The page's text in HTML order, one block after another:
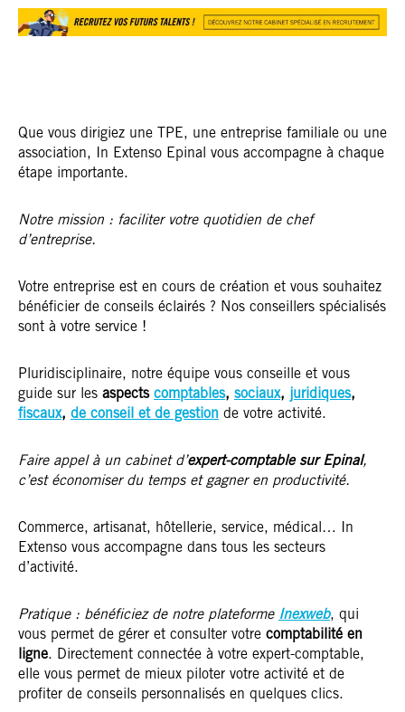
Que vous dirigiez une TPE, une entreprise familiale ou une
association, In Extenso Epinal vous accompagne à chaque
étape importante.
Notre mission : faciliter votre quotidien de chef
d’entreprise.
Votre entreprise est en cours de création et vous souhaitez
bénéficier de conseils éclairés ? Nos conseillers spécialisés
sont à votre service !
Pluridisciplinaire, notre équipe vous conseille et vous
guide sur les aspects comptables, sociaux, juridiques,
fiscaux, de conseil et de gestion de votre activité.
Faire appel à un cabinet d’expert-comptable sur Epinal,
c’est économiser du temps et gagner en productivité.
Commerce, artisanat, hôtellerie, service, médical… In
Extenso vous accompagne dans tous les secteurs
d’activité.
Pratique : bénéficiez de notre plateforme Inexweb, qui
vous permet de gérer et consulter votre comptabilité en
ligne. Directement connectée à votre expert-comptable,
elle vous permet de mieux piloter votre activité et de
profiter de conseils personnalisés en quelques clics.